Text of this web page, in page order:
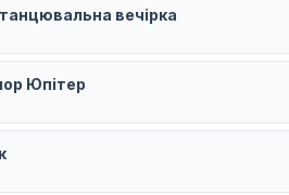
вечірка
Юпітер